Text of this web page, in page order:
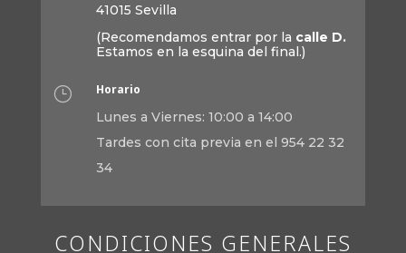
41015 Sevilla
(Recomendamos entrar por la calle D.
Estamos en la esquina del final.)
} Horario
Lunes a Viernes: 10:00 a 14:00
Tardes con cita previa en el 954 22 32
34
CONDICIONES GENERALES